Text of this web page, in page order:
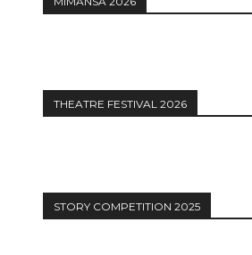
THEATRE FESTIVAL 2026
STORY COMPETITION 2025